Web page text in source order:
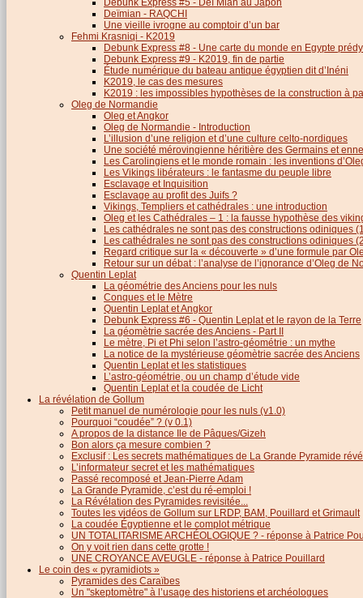
Deïmian - RAQCHI
Une vieille ivrogne au comptoir d’un bar
Fehmi Krasniqi - K2019
Debunk Express #8 - Une carte du monde en Egypte
Debunk Express #9 - K2019, fin de partie
Étude numérique du bateau antique égyptien dit d’Inéni
K2019, le cas des mesures
K2019 : les impossibles hypothèses de la construction à
Oleg de Normandie
Oleg et Angkor
Oleg de Normandie - Introduction
L’illusion d’une religion et d’une culture celto-nordiques
Une société mérovingienne héritière des Germains et
Les Carolingiens et le monde romain : les inventions
Les Vikings libérateurs : le fantasme du peuple libre
Esclavage et Inquisition
Esclavage au profit des Juifs ?
Vikings, Templiers et cathédrales : une introduction
Oleg et les Cathédrales – 1 : la fausse hypothèse des
Les cathédrales ne sont pas des constructions odiniques
Les cathédrales ne sont pas des constructions odiniques
Regard critique sur la « découverte » d’une formule par
Retour sur un débat : l’analyse de l’ignorance d’Oleg de
Quentin Leplat
La géométrie des Anciens pour les nuls
Conques et le Mètre
Quentin Leplat et Angkor
Debunk Express #6 - Quentin Leplat et le rayon de la Terre
La géomètrie sacrée des Anciens - Part II
Le mètre, Pi et Phi selon l’astro-géométrie : un mythe
La notice de la mystérieuse géomètrie sacrée des Anciens
Quentin Leplat et les statistiques
L’astro-géométrie, ou un champ d’étude vide
Quentin Leplat et la coudée de Licht
La révélation de Gollum
Petit manuel de numérologie pour les nuls (v1.0)
Pourquoi “coudée” ? (v 0.1)
A propos de la distance Ile de Pâques/Gizeh
Bon alors ça mesure combien ?
Exclusif : Les secrets mathématiques de La Grande Pyramide
L’informateur secret et les mathématiques
Passé recomposé et Jean-Pierre Adam
La Grande Pyramide, c’est du ré-emploi !
La Révélation des Pyramides revisitée...
Toutes les vidéos de Gollum sur LRDP, BAM, Pouillard et Grimault
La coudée Égyptienne et le complot métrique
UN TOTALITARISME ARCHÉOLOGIQUE ? - réponse à Patrice
On y voit rien dans cette grotte !
UNE CROYANCE AVEUGLE - réponse à Patrice Pouillard
Le coin des « pyramidiots »
Pyramides des Caraïbes
Un "skeptomètre" à l’usage des historiens et archéologues